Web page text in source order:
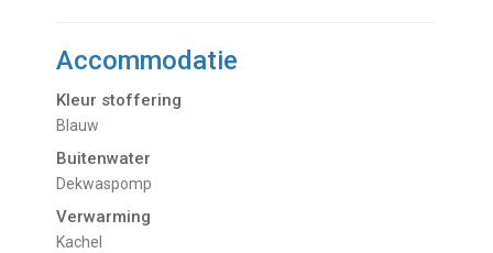
Accommodatie
Kleur stoffering
Blauw
Buitenwater
dekwaspomp
Verwarming
kachel